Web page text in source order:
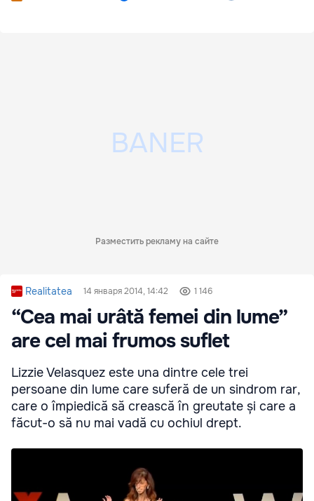
Разместить рекламу на сайте
Realitatea 14 января 2014, 14:42 1 146
“Cea mai urâtă femei din lume”
are cel mai frumos suflet
Lizzie Velasquez este una dintre cele trei
persoane din lume care suferă de un sindrom rar,
care o împiedică să crească în greutate și care a
făcut-o să nu mai vadă cu ochiul drept.